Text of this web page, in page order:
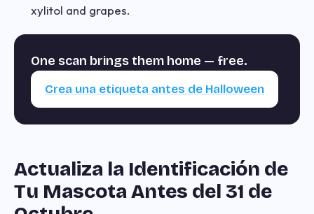
xylitol and grapes.
One scan brings them home — free.
Crea una etiqueta antes de Halloween
Actualiza la Identificación de
Tu Mascota Antes del 31 de